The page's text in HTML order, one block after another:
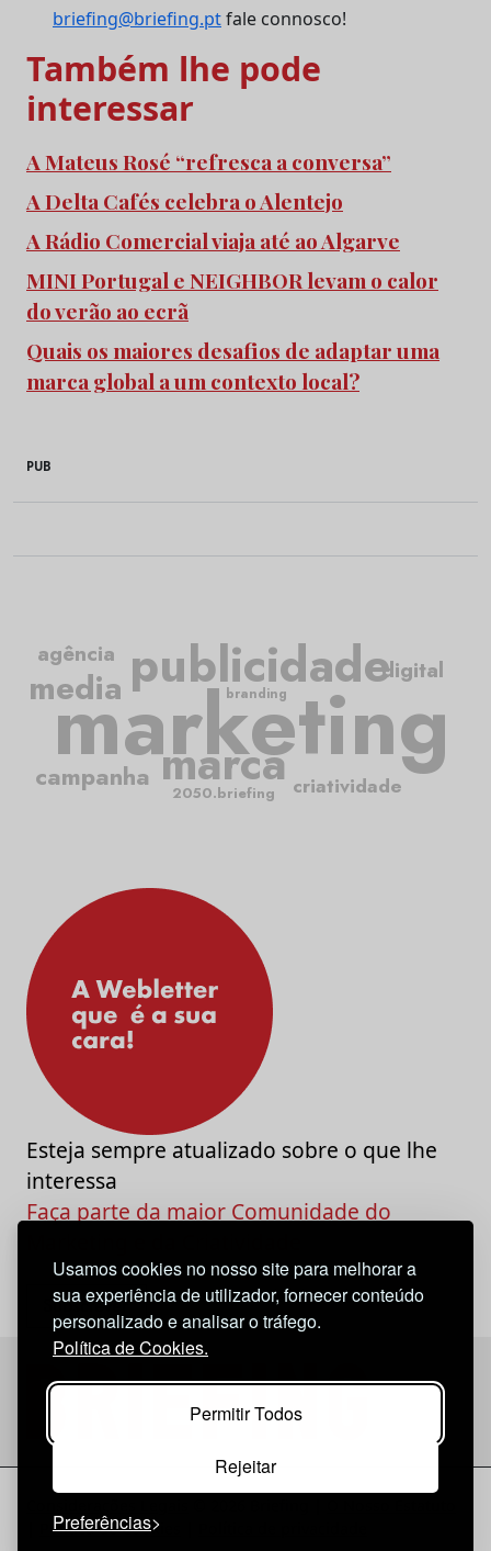
Usamos cookies no nosso site para melhorar a
sua experiência de utilizador, fornecer conteúdo
personalizado e analisar o tráfego.
Política de Cookies.
Permitir Todos
Rejeitar
Preferências
briefing@briefing.ptfale connosco!
Também lhe pode
interessar
A Mateus Rosé “refresca a conversa”
A Delta Cafés celebra o Alentejo
A Rádio Comercial viaja até ao Algarve
MINI Portugal e NEIGHBOR levam o calor
do verão ao ecrã
Quais os maiores desafios de adaptar uma
marca global a um contexto local?
PUB
marketing
publicidade
marca criatividade
campanha
media
agência
digital
2050.briefing
branding
Esteja sempre atualizado sobre o que lhe
interessa
Faça parte da maior Comunidade do
Política de Cookies